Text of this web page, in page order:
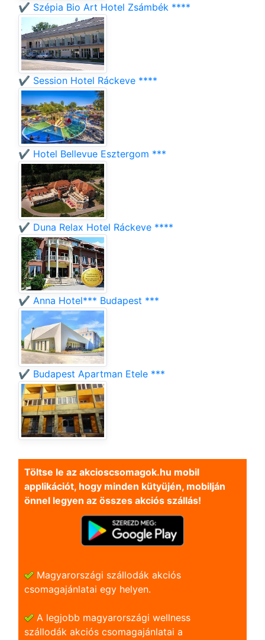
✔️ Szépia Bio Art Hotel Zsámbék ****
✔️ Session Hotel Ráckeve ****
✔️ Hotel Bellevue Esztergom ***
✔️ Duna Relax Hotel Ráckeve ****
✔️ Anna Hotel*** Budapest ***
✔️ Budapest Apartman Etele ***
Töltse le az akcioscsomagok.hu mobil
applikációt, hogy minden kütyüjén, mobilján
önnel legyen az összes akciós szállás!
Magyarországi szállodák akciós
csomagajánlatai egy helyen.
A legjobb magyarországi wellness
szállodák akciós csomagajánlatai a